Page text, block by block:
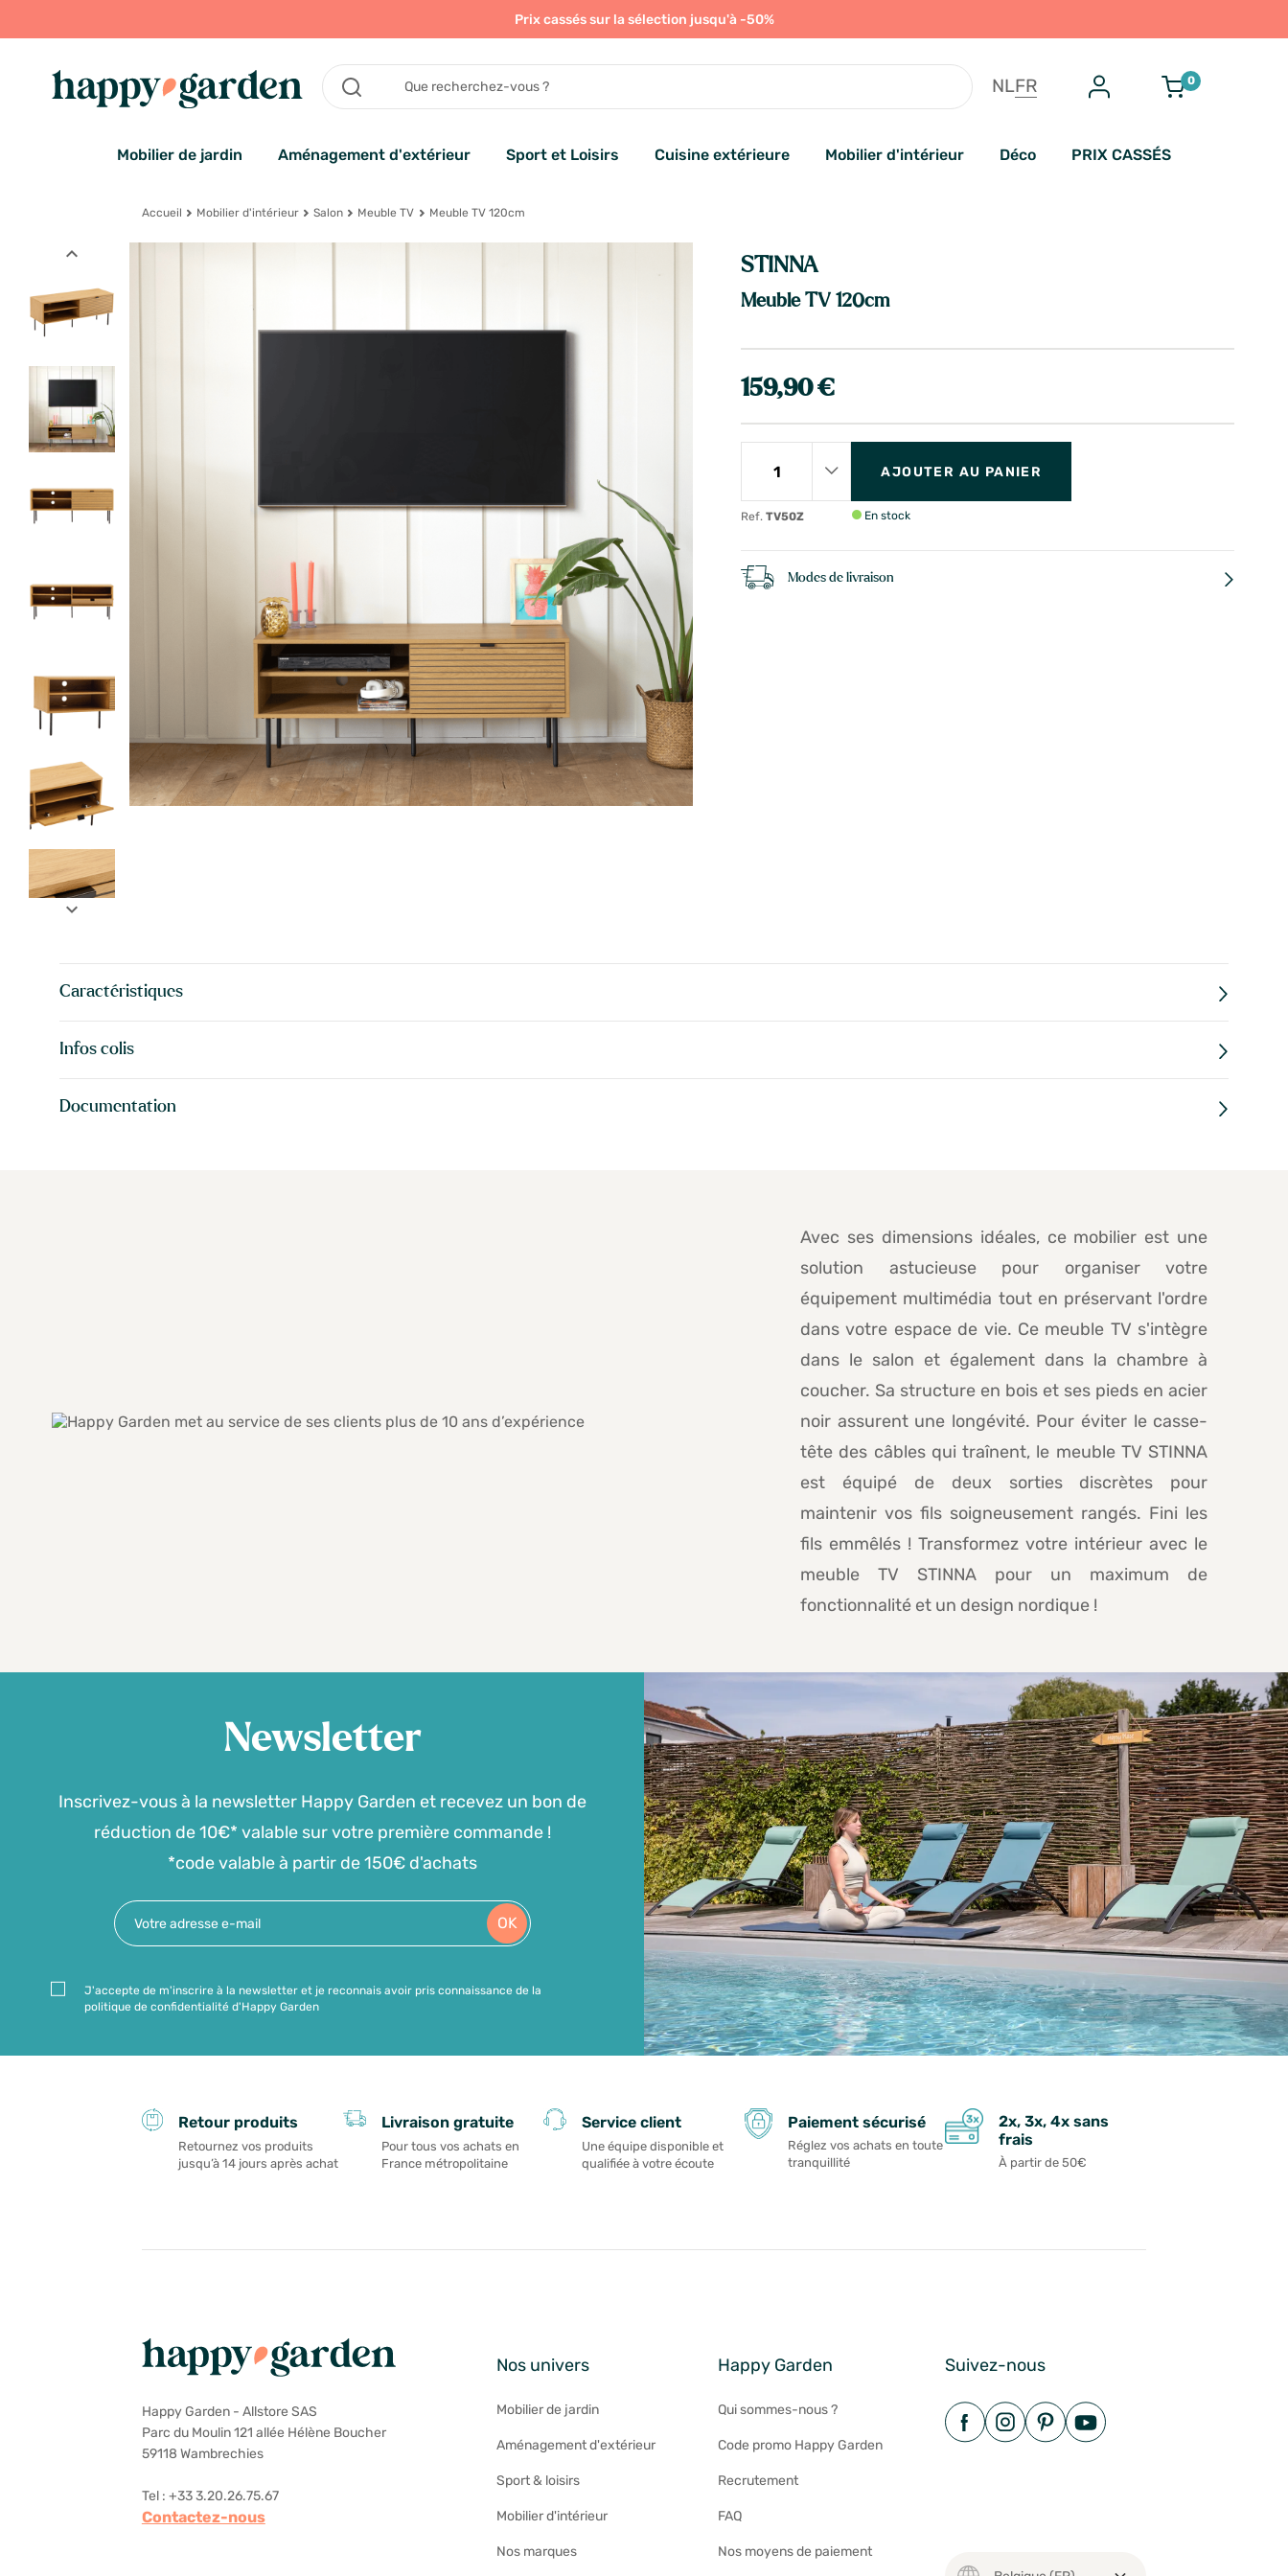
Prix cassés sur la sélection jusqu'à -50%
NLFR 0
Mobilier de jardin Aménagement d'extérieur Sport et Loisirs Cuisine extérieure Mobilier d'intérieur Déco PRIX CASSÉS
Accueil Mobilier d'intérieur Salon Meuble TV Meuble TV 120cm
expand_less
expand_more
STINNA
Meuble TV 120cm
159,90 €
Ref.TV50Z
AJOUTER AU PANIER
En stock
Modes de livraison
Caractéristiques
Infos colis
Documentation
Avec ses dimensions idéales, ce mobilier est une
solution astucieuse pour organiser votre
équipement multimédia tout en préservant l'ordre
dans votre espace de vie. Ce meuble TV s'intègre
dans le salon et également dans la chambre à
coucher. Sa structure en bois et ses pieds en acier
noir assurent une longévité. Pour éviter le casse-
tête des câbles qui traînent, le meuble TV STINNA
est équipé de deux sorties discrètes pour
maintenir vos fils soigneusement rangés. Fini les
fils emmêlés ! Transformez votre intérieur avec le
meuble TV STINNA pour un maximum de
fonctionnalité et un design nordique !
Newsletter
Inscrivez-vous à la newsletter Happy Garden et recevez un bon de
réduction de 10€* valable sur votre première commande !
*code valable à partir de 150€ d'achats
OK
J'accepte de m'inscrire à la newsletter et je reconnais avoir pris connaissance de la
politique de confidentialité d'Happy Garden
Retour produits
Retournez vos produits
jusqu’à 14 jours après achat
Livraison gratuite
Pour tous vos achats en
France métropolitaine
Service client
Une équipe disponible et
qualifiée à votre écoute
Paiement sécurisé
Réglez vos achats en toute
tranquillité
2x, 3x, 4x sans
frais
À partir de 50€
Happy Garden - Allstore SAS
Parc du Moulin 121 allée Hélène Boucher
59118 Wambrechies
Tel : +33 3.20.26.75.67
Contactez-nous
Nos univers
Mobilier de jardin
Aménagement d'extérieur
Sport & loisirs
Mobilier d'intérieur
Nos marques
Happy Garden
Qui sommes-nous ?
Code promo Happy Garden
Recrutement
FAQ
Nos moyens de paiement
Suivez-nous